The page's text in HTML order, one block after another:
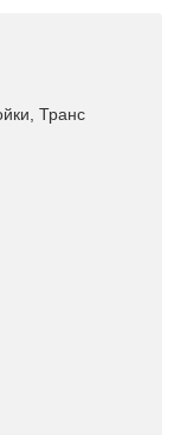
Транс